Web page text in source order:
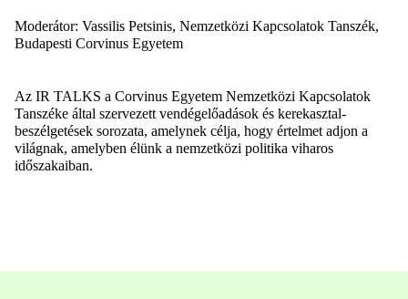
Moderátor: Vassilis Petsinis, Nemzetközi Kapcsolatok Tanszék,
Budapesti Corvinus Egyetem
Az IR TALKS a Corvinus Egyetem Nemzetközi Kapcsolatok
Tanszéke által szervezett vendégelőadások és kerekasztal-
beszélgetések sorozata, amelynek célja, hogy értelmet adjon a
világnak, amelyben élünk a nemzetközi politika viharos
időszakaiban.